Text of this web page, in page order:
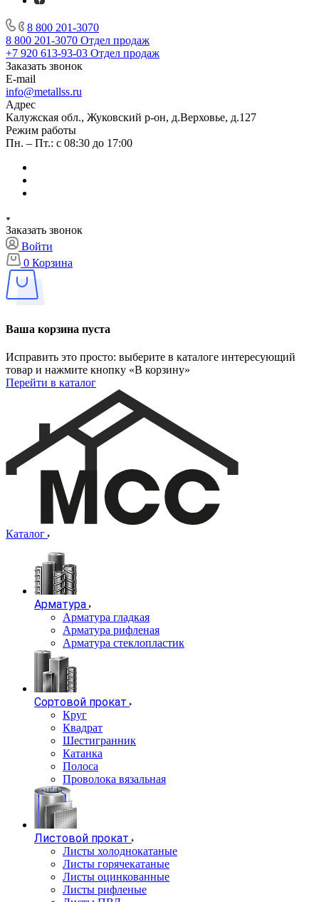
8 800 201-3070
8 800 201-3070 Отдел продаж
+7 920 613-93-03 Отдел продаж
Заказать звонок
E-mail
info@metallss.ru
Адрес
Калужская обл., Жуковский р-он, д.Верховье, д.127
Режим работы
Пн. – Пт.: с 08:30 до 17:00
Заказать звонок
Войти
0 Корзина
Ваша корзина пуста
Исправить это просто: выберите в каталоге интересующий
товар и нажмите кнопку «В корзину»
Перейти в каталог
Каталог
Арматура
Арматура гладкая
Арматура рифленая
Арматура стеклопластик
Сортовой прокат
Круг
Квадрат
Шестигранник
Катанка
Полоса
Проволока вязальная
Листовой прокат
Листы холоднокатаные
Листы горячекатаные
Листы оцинкованные
Листы рифленые